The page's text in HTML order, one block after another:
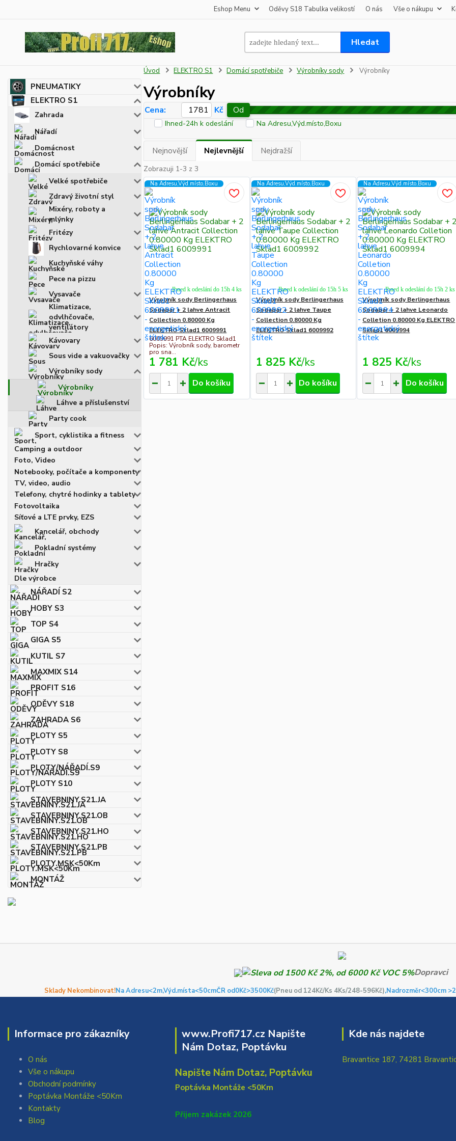
Eshop Menu Oděvy S18 Tabulka velikostí O nás Vše o nákupu
Hledat
PNEUMATIKY
ELEKTRO S1
Zahrada
Nářadí
Domácnost
Domácí spotřebiče
Velké spotřebiče
Zdravý životní styl
Mixéry, roboty a
mlýnky
Fritézy
Rychlovarné konvice
Kuchyňské váhy
Pece na pizzu
Vysavače
Klimatizace,
odvlhčovače,
ventilátory
Kávovary
Sous vide a vakuovačky
Výrobníky sody
Výrobníky
Láhve a příslušenství
Party cook
Sport, cyklistika a fitness
Camping a outdoor
Foto, Video
Notebooky, počítače a komponenty
TV, video, audio
Telefony, chytré hodinky a tablety
Fotovoltaika
Síťové a LTE prvky, EZS
Kancelář, obchody
Pokladní systémy
Hračky
Dle výrobce
NÁŘADÍ S2
HOBY S3
TOP S4
GIGA S5
KUTIL S7
MAXMIX S14
PROFIT S16
ODĚVY S18
ZAHRADA S6
PLOTY S5
PLOTY S8
PLOTY/NÁŘADÍ.S9
PLOTY S10
STAVEBNINY.S21.JA
STAVEBNINY.S21.OB
STAVEBNINY.S21.HO
STAVEBNINY.S21.PB
PLOTY.MSK<50Km
MONTÁŽ
Úvod ELEKTRO S1 Domácí spotřebiče Výrobníky sody Výrobníky
Výrobníky
Cena: Kč Od
Ihned-24h k odeslání Na Adresu,Výd.místo,Boxu
Nejnovější Nejlevnější Nejdražší
Zobrazuji 1-3 z 3
Na Adresu,Výd.místo,Boxu
Výrobník sody Berlingerhaus
Sodabar + 2 lahve Antracit
Collection 0.80000 Kg
ELEKTRO Sklad1 6009991
6009991 PTA ELEKTRO Sklad1
Popis: Výrobník sody, barometr
pro sna...
1 781 Kč/ks
Ihned k odeslání do 15h 4 ks
Do košíku
Na Adresu,Výd.místo,Boxu
Výrobník sody Berlingerhaus
Sodabar + 2 lahve Taupe
Collection 0.80000 Kg
ELEKTRO Sklad1 6009992
1 825 Kč/ks
Ihned k odeslání do 15h 5 ks
Do košíku
Na Adresu,Výd.místo,Boxu
Výrobník sody Berlingerhaus
Sodabar + 2 lahve Leonardo
Colletion 0.80000 Kg ELEKTRO
Sklad1 6009994
1 825 Kč/ks
Ihned k odeslání do 15h 2 ks
Do košíku
Dopravci
Sklady Nekombinovat!Na Adresu<2m,Výd.místa<50cmČR od0Kč>3500Kč(Pneu od 124Kč/Ks 4Ks/248-596Kč),Nadrozměr<300cm
Informace pro zákazníky
O nás
Vše o nákupu
Obchodní podmínky
Poptávka Montáže <50Km
Kontakty
Blog
www.Profi717.cz Napište
Nám Dotaz, Poptávku
Napište Nám Dotaz, Poptávku
Poptávka Montáže <50Km
Přijem zakázek 2026
Kde nás najdete
Bravantice 187, 74281